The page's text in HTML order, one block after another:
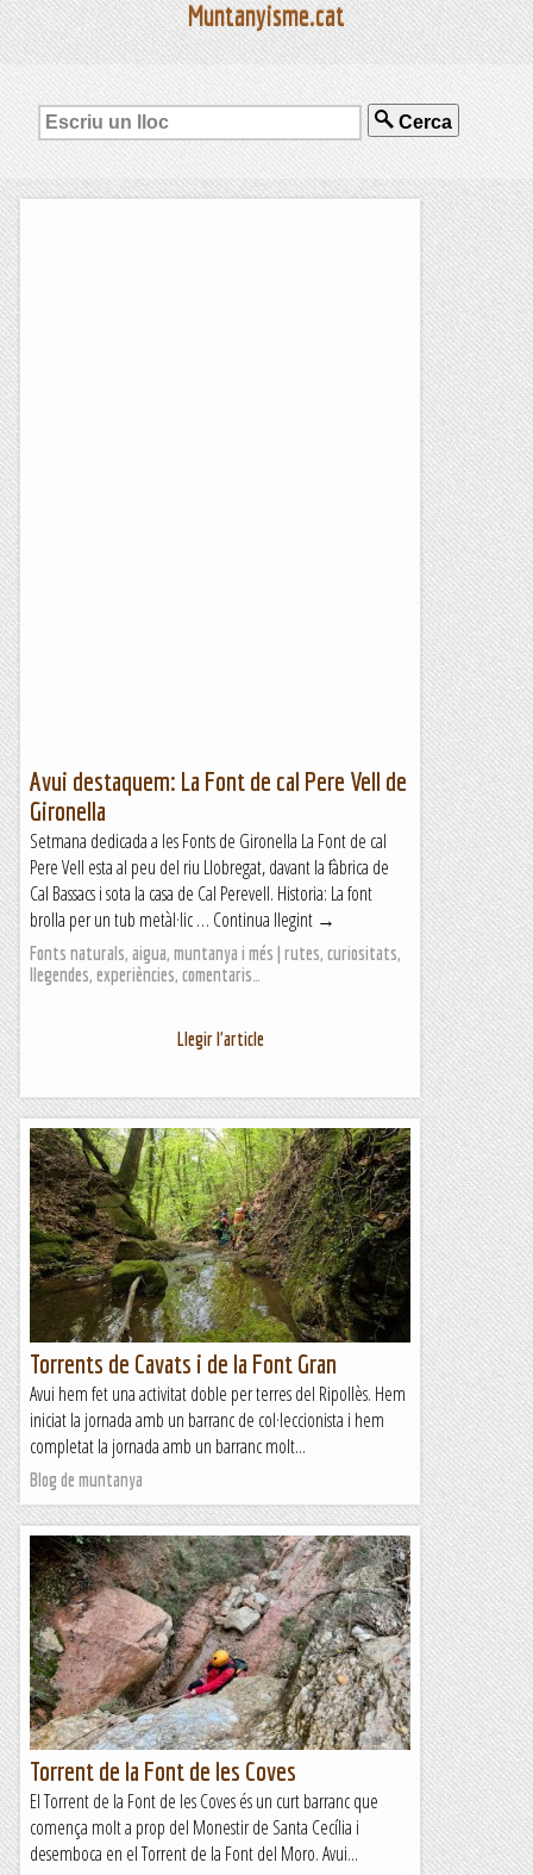
Muntanyisme.cat
Cerca
Avui destaquem: La Font de cal Pere Vell de
Gironella
Setmana dedicada a les Fonts de Gironella La Font de cal
Pere Vell esta al peu del riu Llobregat, davant la fàbrica de
Cal Bassacs i sota la casa de Cal Perevell. Historia: La font
brolla per un tub metàl·lic … Continua llegint →
Fonts naturals, aigua, muntanya i més | rutes, curiositats,
llegendes, experiències, comentaris…
Llegir l'article
Torrents de Cavats i de la Font Gran
Avui hem fet una activitat doble per terres del Ripollès. Hem
iniciat la jornada amb un barranc de col·leccionista i hem
completat la jornada amb un barranc molt...
Blog de muntanya
Torrent de la Font de les Coves
El Torrent de la Font de les Coves és un curt barranc que
comença molt a prop del Monestir de Santa Cecília i
desemboca en el Torrent de la Font del Moro. Avui...